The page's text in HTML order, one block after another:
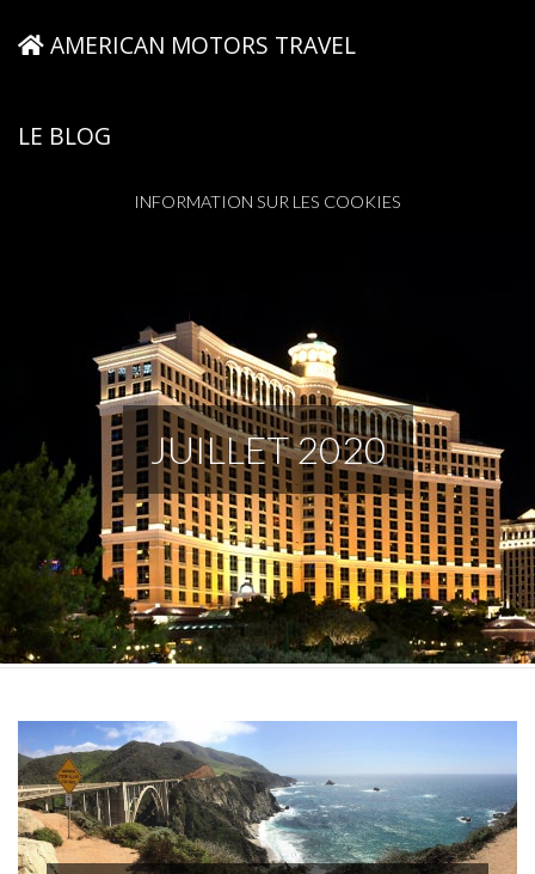
AMERICAN MOTORS TRAVEL
LE BLOG
INFORMATION SUR LES COOKIES
JUILLET 2020